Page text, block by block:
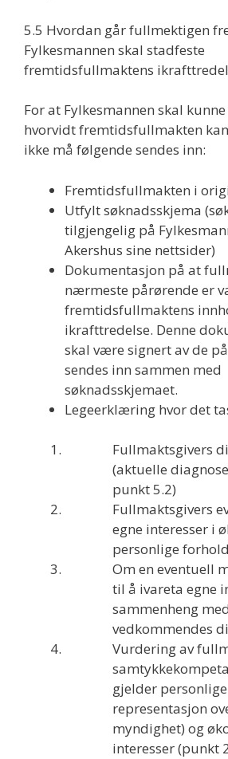
5.5 Hvordan går fullmektigen
Fylkesmannen skal stadfeste
fremtidsfullmaktens
For at Fylkesmannen skal
hvorvidt fremtidsfullmakten
ikke må følgende sendes inn:
Fremtidsfullmakten i
Utfylt søknadsskjema
tilgjengelig på
Akershus sine nettsider)
Dokumentasjon på at
nærmeste pårørende er
fremtidsfullmaktens
ikrafttredelse. Denne
skal være signert av de
sendes inn sammen med
søknadsskjemaet.
Legeerklæring hvor det
Fullmaktsgivers
(aktuelle
punkt 5.2)
Fullmaktsgivers
egne interesser i
personlige forhold
Om en eventuell
til å ivareta egne
sammenheng med
vedkommendes
Vurdering av
gjelder
representasjon
myndighet) og
interesser (punkt